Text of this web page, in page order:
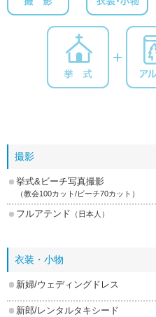
撮影
挙式&ビーチ写真撮影
（教会100カット/ビーチ70カット）
フルアテンド （日本人）
衣装・小物
新婦/ウェディングドレス
新郎/レンタルタキシード